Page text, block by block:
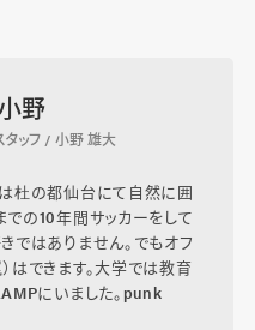
野
ッフ / 小野 雄大
杜の都仙台にて自然に囲
での10年間サッカーをして
ではありません。でもオフ
はできます。大学では教育
にいました。punk